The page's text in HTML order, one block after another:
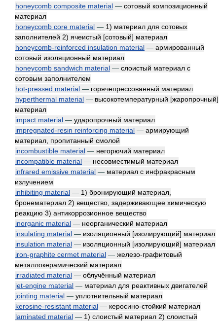
honeycomb composite material — сотовый композиционный
материал
honeycomb core material — 1) материал для сотовых
заполнителей 2) ячеистый [сотовый] материал
honeycomb-reinforced insulation material — армированный
сотовый изоляционный материал
honeycomb sandwich material — слоистый материал с
сотовым заполнителем
hot-pressed material — горячепрессованный материал
hyperthermal material — высокотемпературный [жаропрочный]
материал
impact material — ударопрочный материал
impregnated-resin reinforcing material — армирующий
материал, пропитанный смолой
incombustible material — негорючий материал
incompatible material — несовместимый материал
infrared emissive material — материал с инфракрасным
излучением
inhibiting material — 1) бронирующий материал,
бронематериал 2) вещество, задерживающее химическую
реакцию 3) антикоррозионное вещество
inorganic material — неорганический материал
insulating material — изоляционный [изолирующий] материал
insulation material — изоляционный [изолирующий] материал
iron-graphite cermet material — железо-графитовый
металлокерамический материал
irradiated material — облучённый материал
jet-engine material — материал для реактивных двигателей
jointing material — уплотнительный материал
kerosine-resistant material — керосино-стойкий материал
laminated material — 1) слоистый материал 2) слоистый